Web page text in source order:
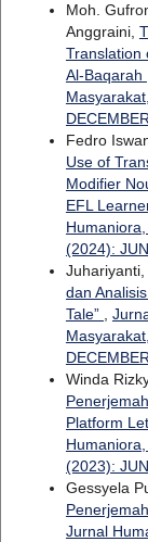
Moh.
Anggraini,
Translation
Al-Baqarah
Fedro
Use of
Modifier
EFL
(2024):
dan
Tale” ,
Winda
Platform
(2023):
Gessyela
Jurnal